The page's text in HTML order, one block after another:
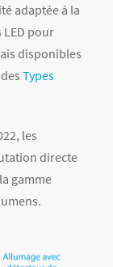
adaptée à la
pour
disponibles
Types
les
directe
gamme